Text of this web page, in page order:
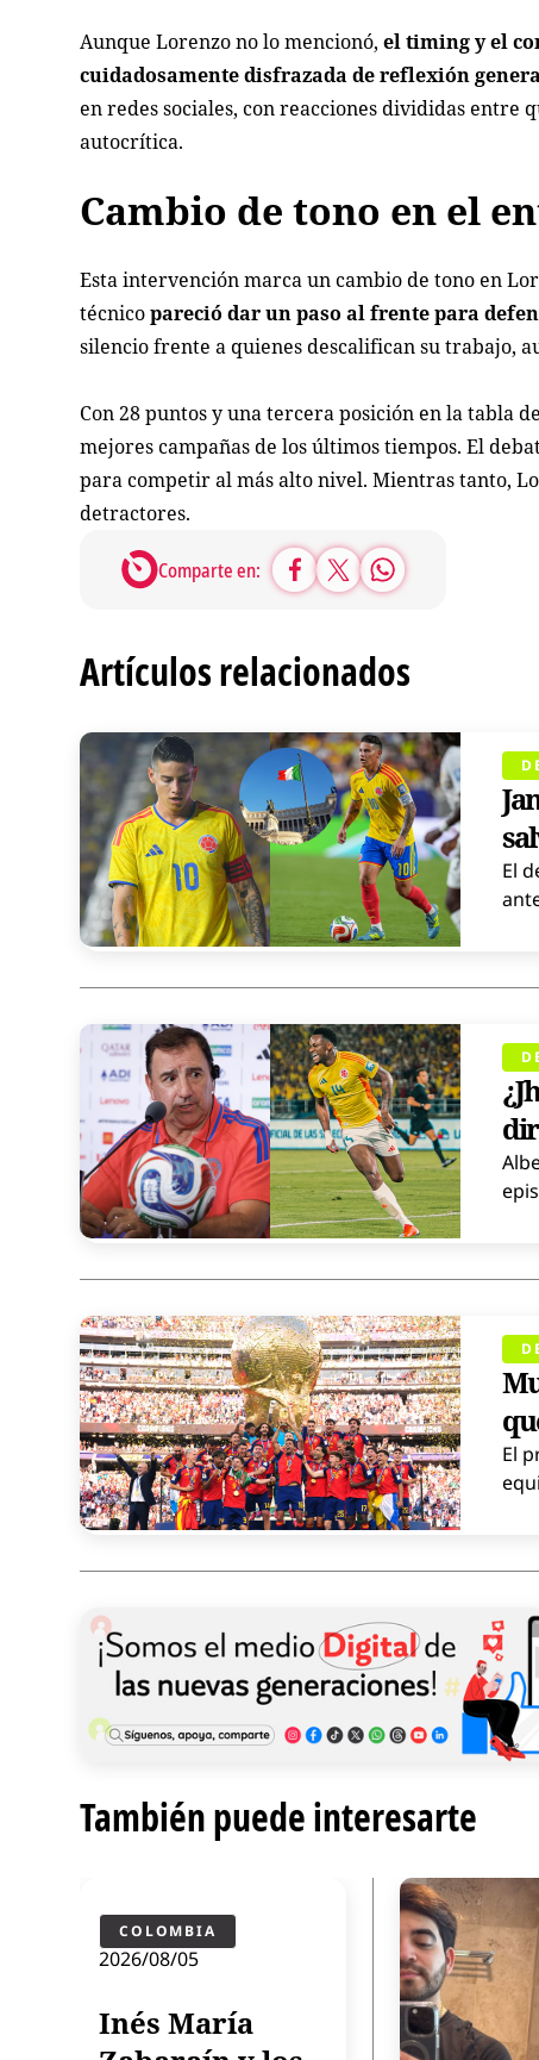
Aunque Lorenzo no lo mencionó,el timing y el
cuidadosamente disfrazada de reflexión
en redes sociales, con reacciones divididas entre
autocrítica.
Cambio de tono en el
Esta intervención marca un cambio de tono en
técnicopareció dar un paso al frente para
silencio frente a quienes descalifican su trabajo,
Con 28 puntos y una tercera posición en la tabla
mejores campañas de los últimos tiempos. El
para competir al más alto nivel. Mientras tanto,
detractores.
Comparte en:
Artículos relacionados
El
El
También puede interesarte
COLOMBIA
2026/08/05
Inés María